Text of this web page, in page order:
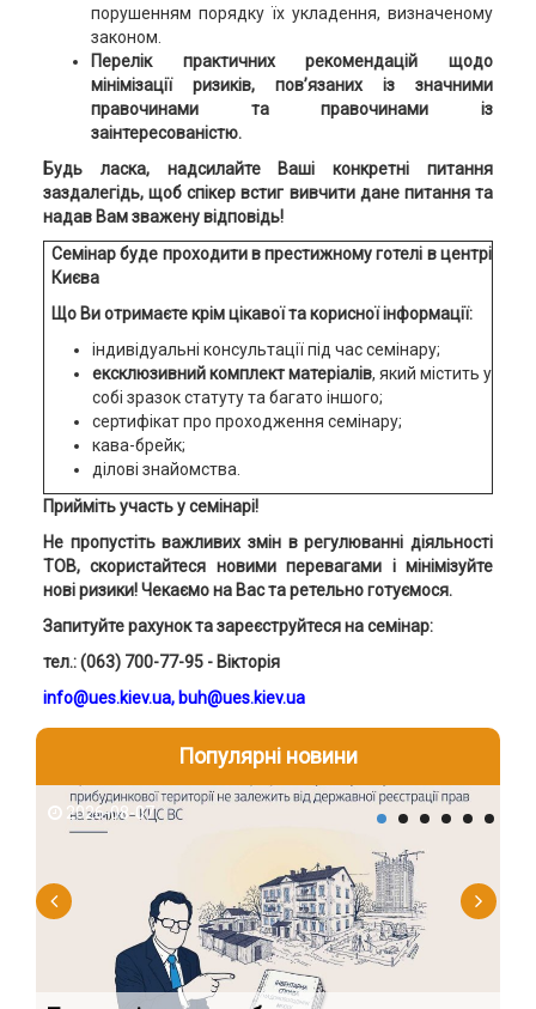
порушенням порядку їх укладення, визначеному
законом.
Перелік практичних рекомендацій щодо
мінімізації ризиків, пов’язаних із значними
правочинами та правочинами із
заінтересованістю.
Будь ласка, надсилайте Ваші конкретні питання
заздалегідь, щоб спікер встиг вивчити дане питання та
надав Вам зважену відповідь!
Семінар буде проходити в престижному готелі в центрі
Києва
Що Ви отримаєте крім цікавої та корисної інформації:
індивідуальні консультації під час семінару;
ексклюзивний комплект матеріалів, який містить у
собі зразок статуту та багато іншого;
сертифікат про проходження семінару;
кава-брейк;
ділові знайомства.
Прийміть участь у семінарі!
Не пропустіть важливих змін в регулюванні діяльності
ТОВ, скористайтеся новими перевагами і мінімізуйте
нові ризики!Чекаємо на Вас та ретельно готуємося.
Запитуйте рахунок та зареєструйтеся на семінар:
тел.:(063) 700-77-95 - Вікторія
info@ues.kiev.ua, buh@ues.kiev.uа
Популярні новини
2026-08-07